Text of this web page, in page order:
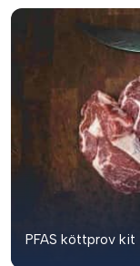
PFAS köttprov kit